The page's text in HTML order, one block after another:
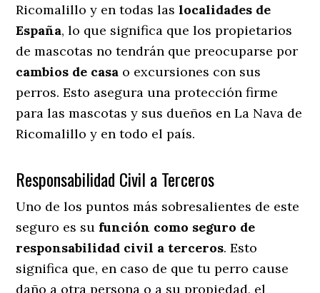
Ricomalillo y en todas laslocalidades de
España, lo que significa que los propietarios
de mascotas no tendrán que preocuparse por
cambios de casa o excursiones con sus
perros. Esto asegura una protección firme
para las mascotas y sus dueños en La Nava de
Ricomalillo y en todo el país.
Responsabilidad Civil a Terceros
Uno de los puntos más sobresalientes de este
seguro es su función como seguro de
responsabilidad civil a terceros. Esto
significa que, en caso de que tu perro cause
daño a otra persona o a su propiedad, el